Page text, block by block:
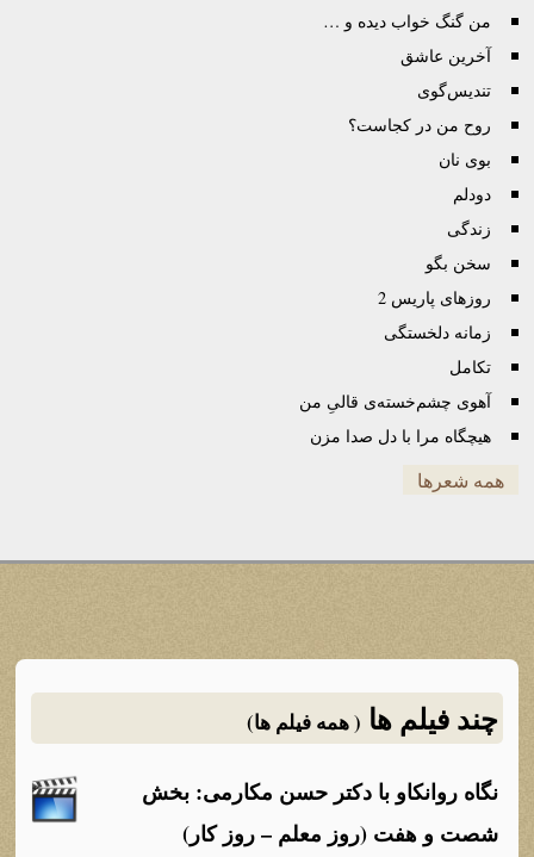
من گنگ خواب دیده و …
آخرین عاشق
تندیس‌گوی
روح من در کجاست؟
بوی نان
دودلم
زندگی
سخن بگو
روزهای پاریس 2
زمانه دلخستگی
تکامل
آهوی چشم‌خسته‌ی قالیِ من
هیچگاه مرا با دل صدا مزن
همه شعرها
چند فیلم ها ( همه فیلم ها)
نگاه روانکاو با دکتر حسن مکارمی: بخش
شصت و هفت (روز معلم – روز کار)